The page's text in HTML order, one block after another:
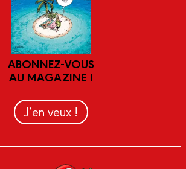
ABONNEZ-VOUS
AU MAGAZINE !
J’en veux !